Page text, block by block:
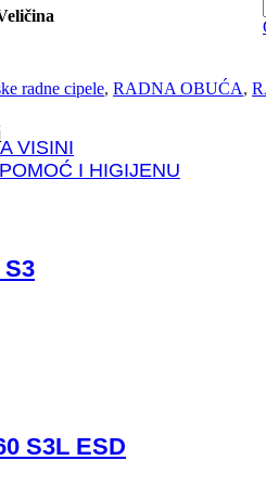
rukavice
od visokih/niskih temperatura
VISINI
I HIGIJENU
radne cipele, RADNA OBUĆA,
S3
S3L ESD